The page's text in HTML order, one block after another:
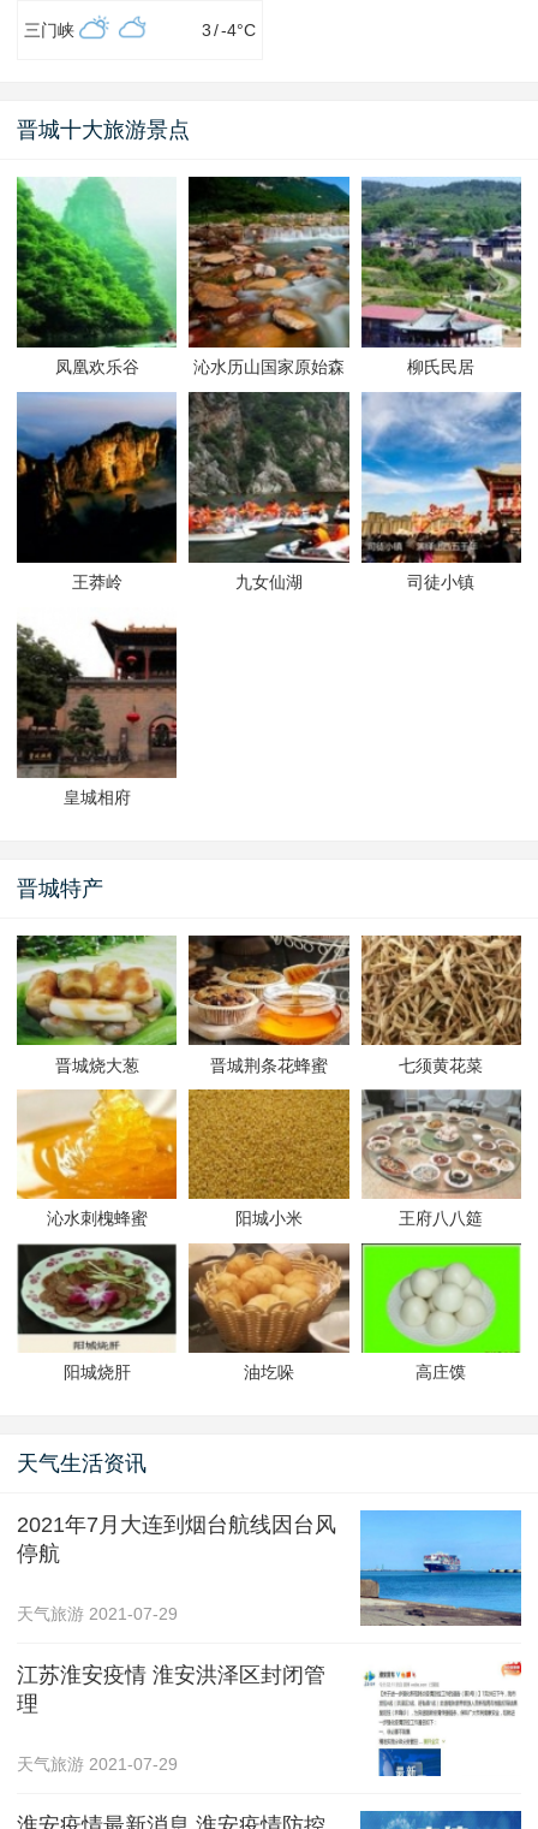
三门峡 3/-4°C
晋城十大旅游景点
凤凰欢乐谷
沁水历山国家原始森
林公园
柳氏民居
王莽岭 九女仙湖 司徒小镇
皇城相府
晋城特产
晋城烧大葱 晋城荆条花蜂蜜 七须黄花菜
沁水刺槐蜂蜜 阳城小米 王府八八筵
阳城烧肝 油圪哚 高庄馍
天气生活资讯
2021年7月大连到烟台航线因台风
停航
天气旅游 2021-07-29
江苏淮安疫情 淮安洪泽区封闭管
理
天气旅游 2021-07-29